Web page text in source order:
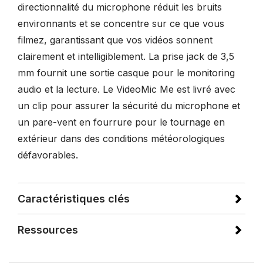
directionnalité du microphone réduit les bruits
environnants et se concentre sur ce que vous
filmez, garantissant que vos vidéos sonnent
clairement et intelligiblement. La prise jack de 3,5
mm fournit une sortie casque pour le monitoring
audio et la lecture. Le VideoMic Me est livré avec
un clip pour assurer la sécurité du microphone et
un pare-vent en fourrure pour le tournage en
extérieur dans des conditions météorologiques
défavorables.
Caractéristiques clés
Ressources